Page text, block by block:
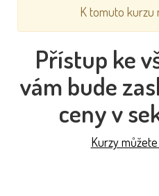
K tomuto kurzu
Přístup ke
vám bude
ceny v
Kurzy